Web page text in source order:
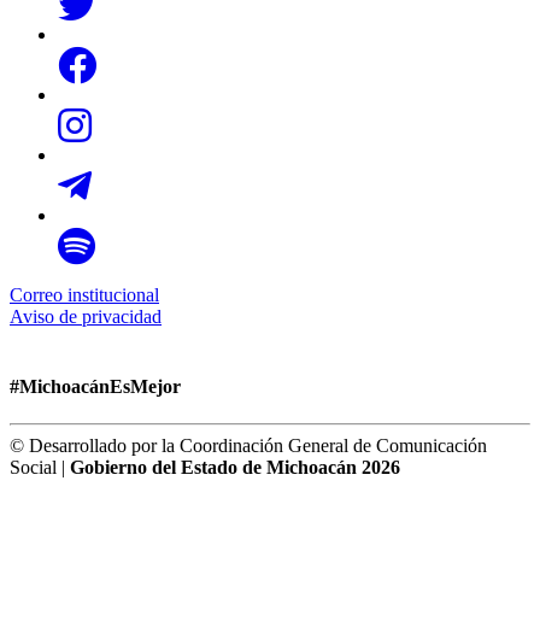
Correo institucional
Aviso de privacidad
#MichoacánEsMejor
© Desarrollado por la Coordinación General de Comunicación
Social | Gobierno del Estado de Michoacán 2026